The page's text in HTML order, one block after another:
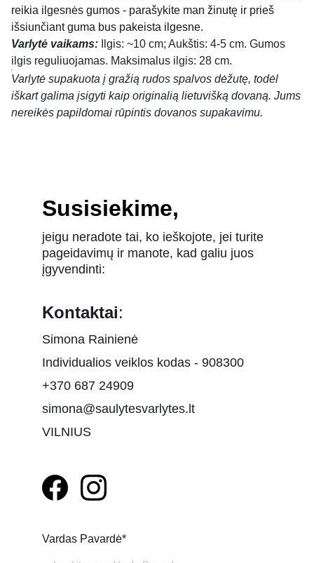
reikia ilgesnės gumos - parašykite man žinutę ir prieš
išsiunčiant guma bus pakeista ilgesne.
Varlytė vaikams: Ilgis: ~10 cm; Aukštis: 4-5 cm. Gumos
ilgis reguliuojamas. Maksimalus ilgis: 28 cm.
Varlytė supakuota į gražią rudos spalvos dėžutę, todėl
iškart galima įsigyti kaip originalią lietuvišką dovaną. Jums
nereikės papildomai rūpintis dovanos supakavimu.
Susisiekime,
jeigu neradote tai, ko ieškojote, jei turite
pageidavimų ir manote, kad galiu juos
įgyvendinti:
Kontaktai:
Simona Rainienė
Individualios veiklos kodas - 908300
+370 687 24909
simona@saulytesvarlytes.lt
VILNIUS
Vardas Pavardė*